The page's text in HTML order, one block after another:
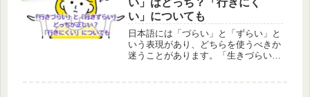
は、そ...
い」はどっち？「行きにく
い」についても
日本語には「づらい」と「ずらい」と
いう表現があり、どちらを使うべきか
迷うことがあります。「生きづらい」